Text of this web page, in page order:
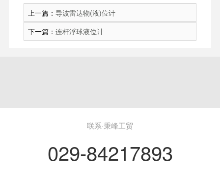
上一篇： 导波雷达物(液)位计
下一篇： 连杆浮球液位计
联系·秉峰工贸
029-84217893